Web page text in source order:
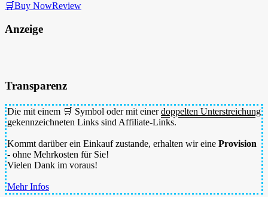
🛒Buy NowReview
Anzeige
Transparenz
Die mit einem 🛒 Symbol oder mit einerdoppelten Unterstreichung
gekennzeichneten Links sind Affiliate-Links.
Kommt darüber ein Einkauf zustande, erhalten wir eine Provision
- ohne Mehrkosten für Sie!
Vielen Dank im voraus!
Mehr Infos